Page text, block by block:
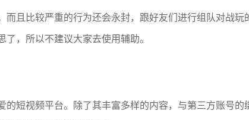
且比较严重的行为还会永封，跟好友们进行组队对战玩
，所以不建议大家去使用辅助。
短视频平台。除了其丰富多样的内容，与第三方账号的